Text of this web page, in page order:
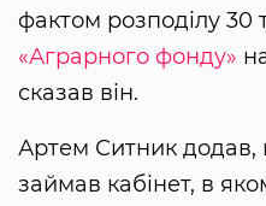
фактом розподілу 30
«Аграрного фонду»
сказав він.
Артем Ситник
займав кабінет, в